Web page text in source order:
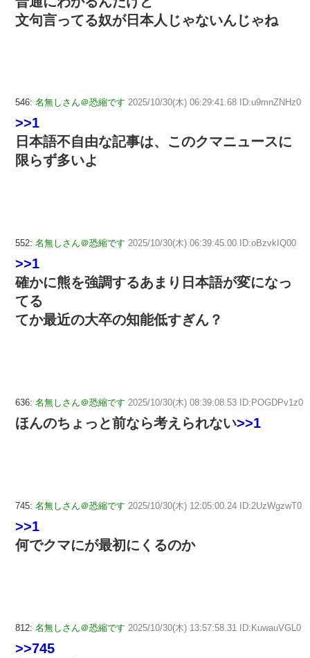
文句言ってる奴が日本人じゃないんじゃね
546: 名無しさん＠恐縮です 2025/10/30(木) 06:29:41.68 ID:u9mnZNHz0
>>1
日本語不自由な記事は、このクマニュースに
限らず多いよ
552: 名無しさん＠恐縮です 2025/10/30(木) 06:39:45.00 ID:oBzvkIQ00
>>1
確かに熊を強調するあまり日本語が変になっ
てる
てか最近の大卒の知能低すぎん？
636: 名無しさん＠恐縮です 2025/10/30(木) 08:39:08.53 ID:POGDPv1z0
ほんのちょっと前なら考えられない>>1
745: 名無しさん＠恐縮です 2025/10/30(木) 12:05:00.24 ID:2UzWgzwT0
>>1
何でクマにが最初にくるのか
812: 名無しさん＠恐縮です 2025/10/30(木) 13:57:58.31 ID:KuwauVGL0
>>745